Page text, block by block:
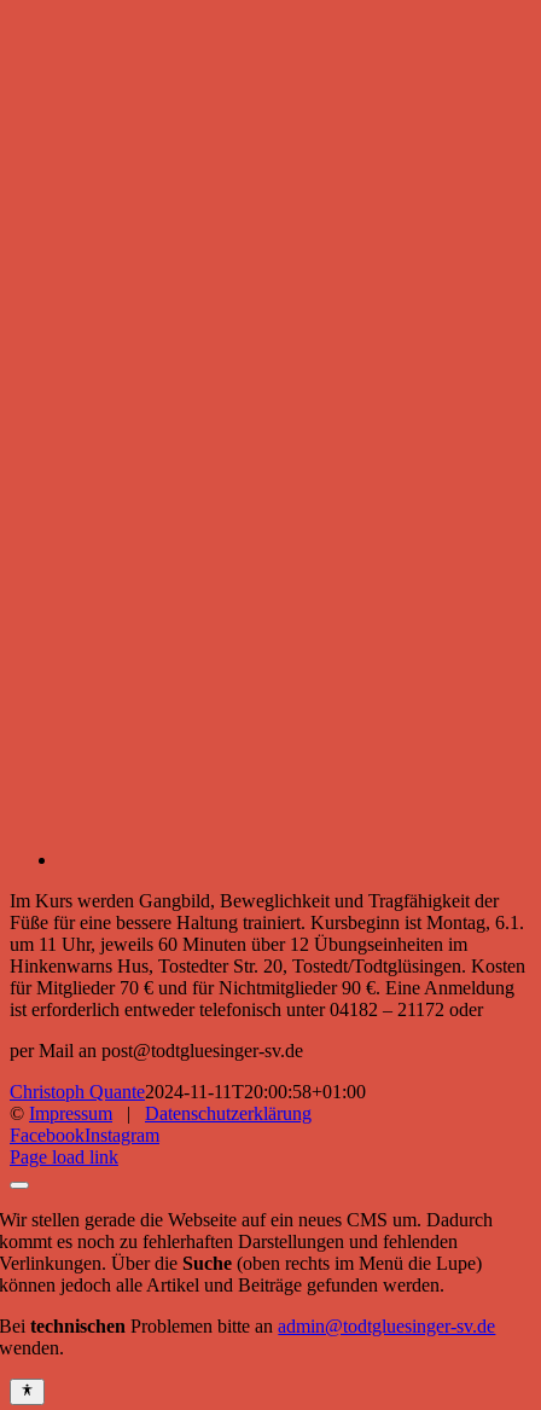
Im Kurs werden Gangbild, Beweglichkeit und Tragfähigkeit der
Füße für eine bessere Haltung trainiert. Kursbeginn ist Montag, 6.1.
um 11 Uhr, jeweils 60 Minuten über 12 Übungseinheiten im
Hinkenwarns Hus, Tostedter Str. 20, Tostedt/Todtglüsingen. Kosten
für Mitglieder 70 € und für Nichtmitglieder 90 €. Eine Anmeldung
ist erforderlich entweder telefonisch unter 04182 – 21172 oder
per Mail an post@todtgluesinger-sv.de
Christoph Quante2024-11-11T20:00:58+01:00
© Impressum | Datenschutzerklärung
FacebookInstagram
Page load link
Wir stellen gerade die Webseite auf ein neues CMS um. Dadurch
kommt es noch zu fehlerhaften Darstellungen und fehlenden
Verlinkungen. Über dieSuche (oben rechts im Menü die Lupe)
können jedoch alle Artikel und Beiträge gefunden werden.
Beitechnischen Problemen bitte anadmin@todtgluesinger-sv.de
wenden.